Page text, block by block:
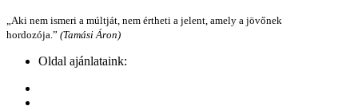
„Aki nem ismeri a múltját, nem értheti a jelent, amely a jövőnek
hordozója.” (Tamási Áron)
Oldal ajánlataink: